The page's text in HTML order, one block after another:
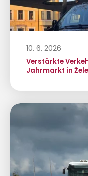
10. 6. 2026
Verstärkte
Jahrmarkt in